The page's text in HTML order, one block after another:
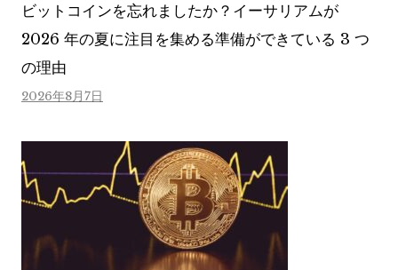
ビットコインを忘れましたか？イーサリアムが
2026 年の夏に注目を集める準備ができている 3 つ
の理由
2026年8月7日